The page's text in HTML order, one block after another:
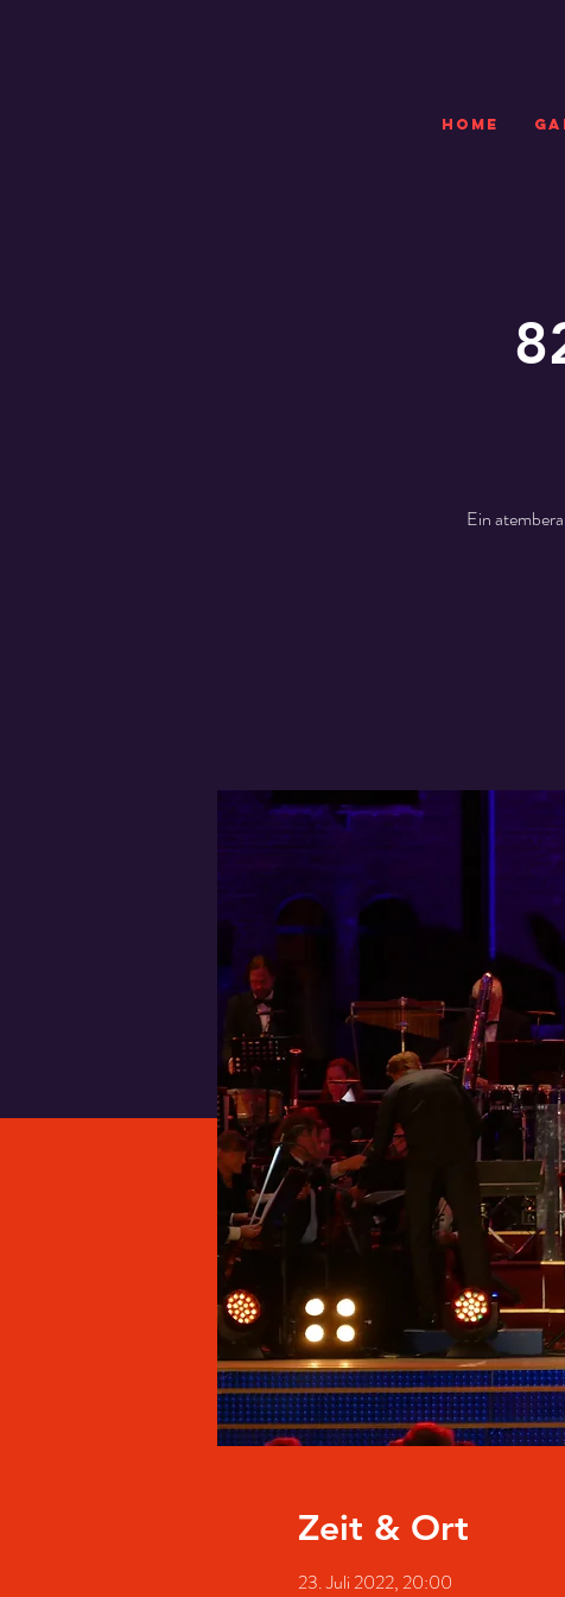
HOME
Ein
Zeit & Ort
23. Juli 2022, 20:00